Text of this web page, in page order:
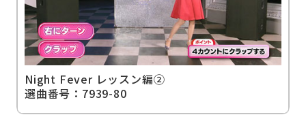
Night Fever レッスン編②
選曲番号：7939-80